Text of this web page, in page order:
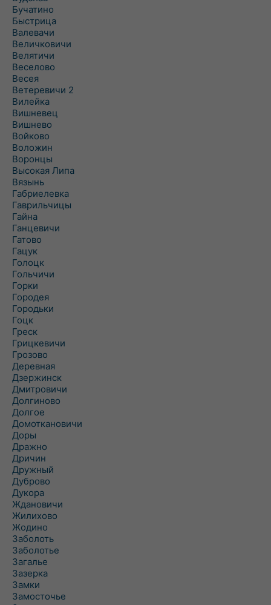
Бучатино
Быстрица
Валевачи
Величковичи
Велятичи
Веселово
Весея
Ветеревичи 2
Вилейка
Вишневец
Вишнево
Войково
Воложин
Воронцы
Высокая Липа
Вязынь
Габриелевка
Гаврильчицы
Гайна
Ганцевичи
Гатово
Гацук
Голоцк
Гольчичи
Горки
Городея
Городьки
Гоцк
Греск
Грицкевичи
Грозово
Деревная
Дзержинск
Дмитровичи
Долгиново
Долгое
Домоткановичи
Доры
Дражно
Дричин
Дружный
Дуброво
Дукора
Ждановичи
Жилихово
Жодино
Заболоть
Заболотье
Загалье
Зазерка
Замки
Замосточье